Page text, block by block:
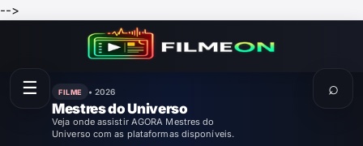
-->
FILME • 2026
Mestres do Universo
Veja onde assistir AGORA Mestres do
Universo com as plataformas disponíveis.
☰ ⌕